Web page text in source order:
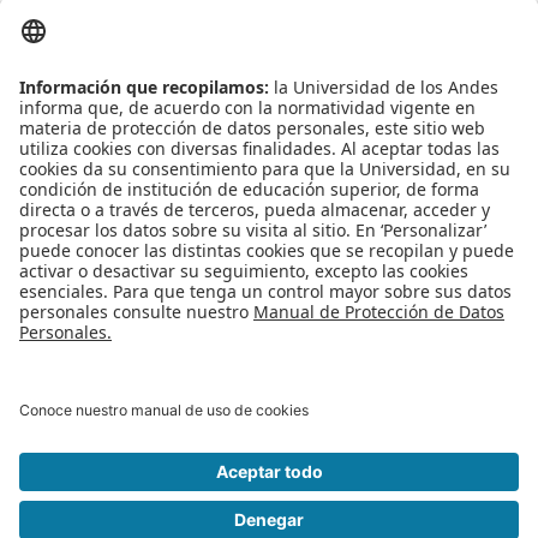
solicitud
Fecha de solicitud:
Leído4984 Tiempo Última modificación Jueves, 23 Julio 2015 18:24
Publicado en
Noticias
Etiquetado bajo
monitorias
Más en esta categoría
« Nuevo curso virtual ISIS 4202L: Nivelatorio
de Modelaje de Software
Reintegro
Retiro voluntario
Transferencia
Tarifas
Grado